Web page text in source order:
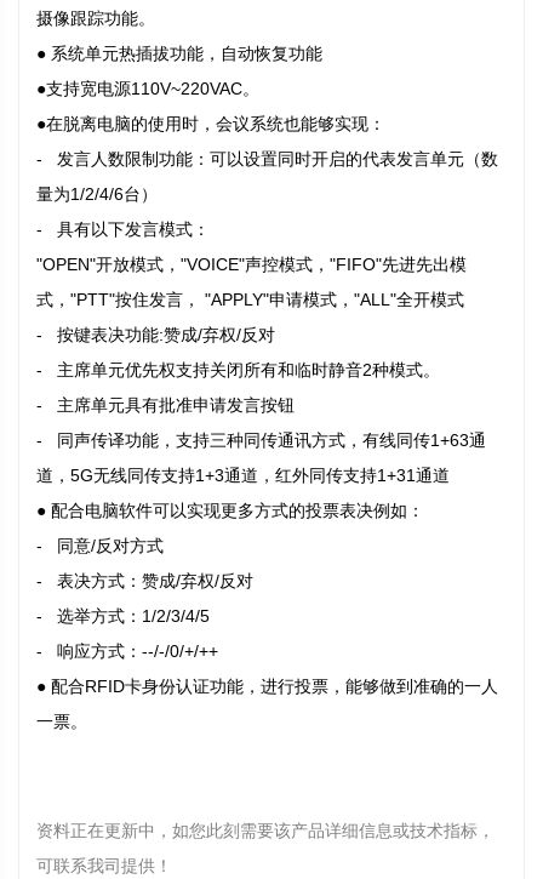
摄像跟踪功能。
● 系统单元热插拔功能，自动恢复功能
●支持宽电源110V~220VAC。
●在脱离电脑的使用时，会议系统也能够实现：
- 发言人数限制功能：可以设置同时开启的代表发言单元（数
量为1/2/4/6台）
- 具有以下发言模式：
"OPEN"开放模式，"VOICE"声控模式，"FIFO"先进先出模
式，"PTT"按住发言， "APPLY"申请模式，"ALL"全开模式
- 按键表决功能:赞成/弃权/反对
- 主席单元优先权支持关闭所有和临时静音2种模式。
- 主席单元具有批准申请发言按钮
- 同声传译功能，支持三种同传通讯方式，有线同传1+63通
道，5G无线同传支持1+3通道，红外同传支持1+31通道
● 配合电脑软件可以实现更多方式的投票表决例如：
- 同意/反对方式
- 表决方式：赞成/弃权/反对
- 选举方式：1/2/3/4/5
- 响应方式：--/-/0/+/++
● 配合RFID卡身份认证功能，进行投票，能够做到准确的一人
一票。
资料正在更新中，如您此刻需要该产品详细信息或技术指标，
可联系我司提供！